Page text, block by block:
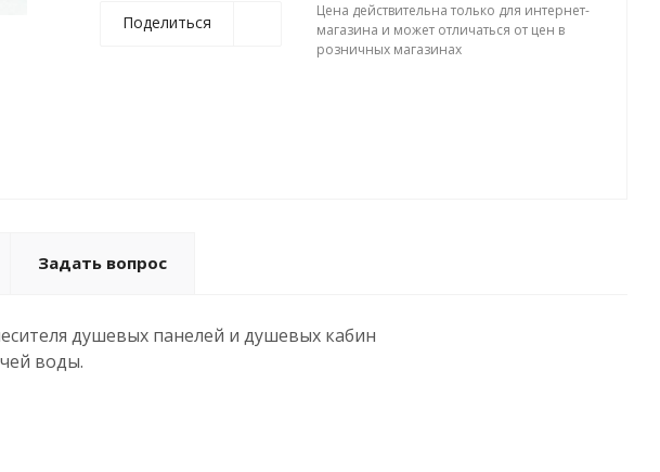
Поделиться
Цена действительна только для интернет-
магазина и может отличаться от цен в
розничных магазинах
Задать вопрос
душевых панелей и душевых кабин
воды.